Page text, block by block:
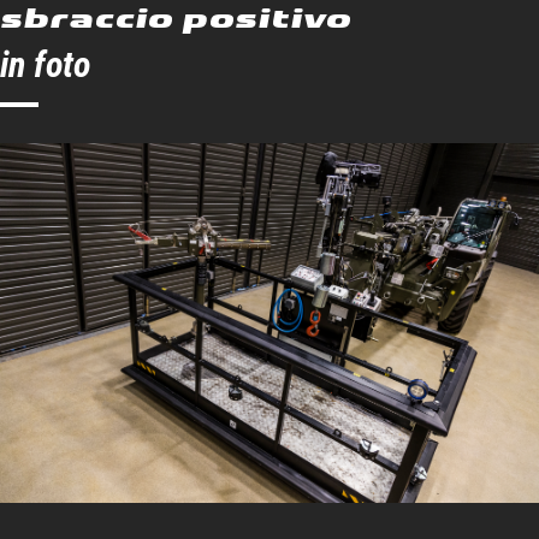
Angolo a sinistra
sbraccio positivo
in foto